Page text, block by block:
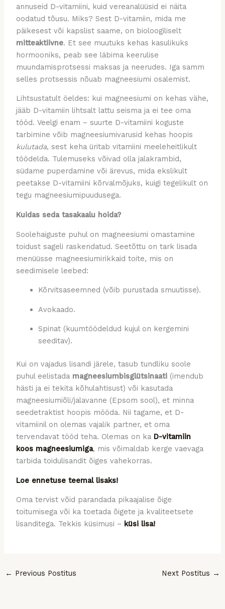
annuseid D-vitamiini, kuid vereanalüüsid ei näita
oodatud tõusu. Miks? Sest D-vitamiin, mida me
päikesest või kapslist saame, on bioloogiliselt
mitteaktiivne. Et see muutuks kehas kasulikuks
hormooniks, peab see läbima keerulise
muundamisprotsessi maksas ja neerudes. Iga samm
selles protsessis nõuab magneesiumi osalemist.
Lihtsustatult öeldes: kui magneesiumi on kehas vähe,
jääb D-vitamiin lihtsalt lattu seisma ja ei tee oma
tööd. Veelgi enam – suurte D-vitamiini koguste
tarbimine võib magneesiumivarusid kehas hoopis
kulutada, sest keha üritab vitamiini meeleheitlikult
töödelda. Tulemuseks võivad olla jalakrambid,
südame puperdamine või ärevus, mida ekslikult
peetakse D-vitamiini kõrvalmõjuks, kuigi tegelikult on
tegu magneesiumipuudusega.
Kuidas seda tasakaalu hoida?
Soolehaiguste puhul on magneesiumi omastamine
toidust sageli raskendatud. Seetõttu on tark lisada
menüüsse magneesiumirikkaid toite, mis on
seedimisele leebed:
Kõrvitsaseemned (võib purustada smuutisse).
Avokaado.
Spinat (kuumtöödeldud kujul on kergemini
seeditav).
Kui on vajadus lisandi järele, tasub tundliku soole
puhul eelistada magneesiumbisglütsinaati (imendub
hästi ja ei tekita kõhulahtisust) või kasutada
magneesiumiõli/jalavanne (Epsom sool), et minna
seedetraktist hoopis mööda. Nii tagame, et D-
vitamiinil on olemas vajalik partner, et oma
tervendavat tööd teha. Olemas on ka D-vitamiin
koos magneesiumiga, mis võimaldab kerge vaevaga
tarbidatoidulisandit õiges vahekorras.
Loe ennetuse teemal lisaks!
Oma tervist võid parandada pikaajalise õige
toitumisega või ka toetada õigete ja kvaliteetsete
lisanditega. Tekkis küsimusi – küsi lisa!
← Previous Postitus Next Postitus →